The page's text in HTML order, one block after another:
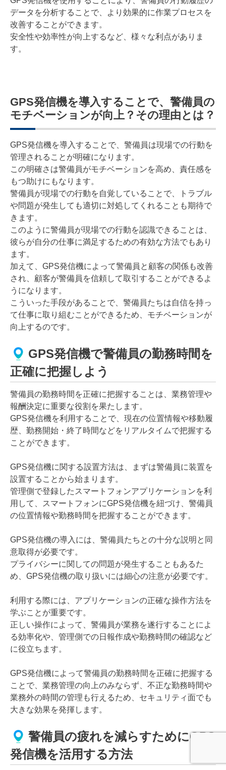
データを分析することで、より効果的に作業プロセスを
改善することができます。
安全性や効率性が向上するなど、様々な利点がありま
す。
GPS発信機を導入することで、警備員の
モチベーションが向上？その理由とは？
GPS発信機を導入することで、警備員は現場での行動を
管理されることが明確になります。
この明確さは警備員がモチベーションを高め、責任感を
もつ助けにもなります。
警備員が現場での行動を自覚していることで、トラブル
や問題が発生しても適切に対処してくれることも期待で
きます。
このように警備員が現場での行動を認識できることは、
彼らが自分の仕事に満足するための有効な方法でもあり
ます。
加えて、GPS発信機によって警備員と顧客の関係も改善
され、顧客が警備員を信頼して取引することができるよ
うになります。
こういった手段があることで、警備員たちは自信を持っ
て仕事に取り組むことができるため、モチベーションが
向上するのです。
GPS発信機で警備員の勤務時間を
正確に把握しよう
警備員の勤務時間を正確に把握することは、業務管理や
報酬決定に重要な役割を果たします。
GPS発信機を利用することで、現在の位置情報や移動履
歴、勤務開始・終了時間などをリアルタイムで把握する
ことができます。
GPS発信機に関する設置方法は、まずは警備員に装置を
設置することから始まります。
管理側で登録したスマートフォンアプリケーションを利
用して、スマートフォンにGPS発信機を紐づけ、警備員
の位置情報や勤務時間を把握することができます。
GPS発信機の導入には、警備員たちとの十分な説明と同
意取得が必要です。
プライバシーに関しての問題が発生することもあるた
め、GPS発信機の取り扱いには細心の注意が必要です。
利用する際には、アプリケーションの正確な操作方法を
学ぶことが重要です。
正しい操作によって、警備員が業務を遂行することによ
る効率化や、管理側での日報作成や勤務時間の確認など
に役立ちます。
GPS発信機によって警備員の勤務時間を正確に把握する
ことで、業務管理の向上のみならず、不正な勤務時間や
業務外の時間の管理も行えるため、セキュリティ面でも
大きな効果を発揮します。
警備員の疲れを減らすためにGPS
発信機を活用する方法